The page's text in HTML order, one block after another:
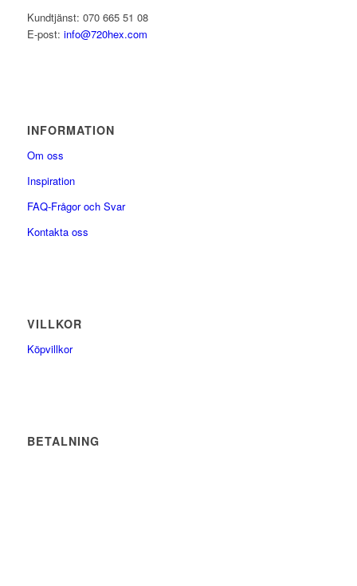
Kundtjänst: 070 665 51 08
E-post: info@720hex.com
INFORMATION
Om oss
Inspiration
FAQ-Frågor och Svar
Kontakta oss
VILLKOR
Köpvillkor
BETALNING